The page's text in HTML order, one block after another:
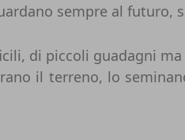
sempre al
di piccoli guadagni
il terreno, lo